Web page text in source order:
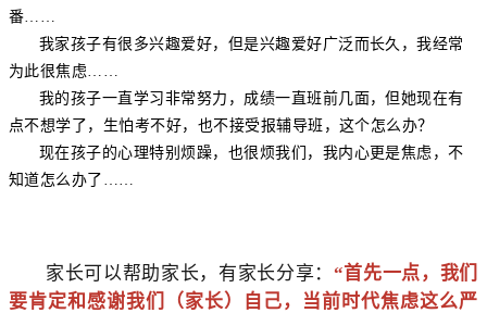
番……
我家孩子有很多兴趣爱好，但是兴趣爱好广泛而长久，我经常
为此很焦虑……
我的孩子一直学习非常努力，成绩一直班前几面，但她现在有
点不想学了，生怕考不好，也不接受报辅导班，这个怎么办？
现在孩子的心理特别烦躁，也很烦我们，我内心更是焦虑，不
知道怎么办了……
家长可以帮助家长，有家长分享： “首先一点，我们
要肯定和感谢我们（家长）自己，当前时代焦虑这么严